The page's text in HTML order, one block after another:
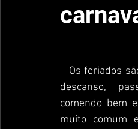
descanso,
comendo bem
muito comum